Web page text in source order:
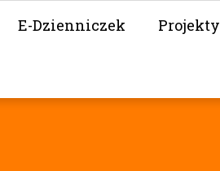
E-Dzienniczek Projekty